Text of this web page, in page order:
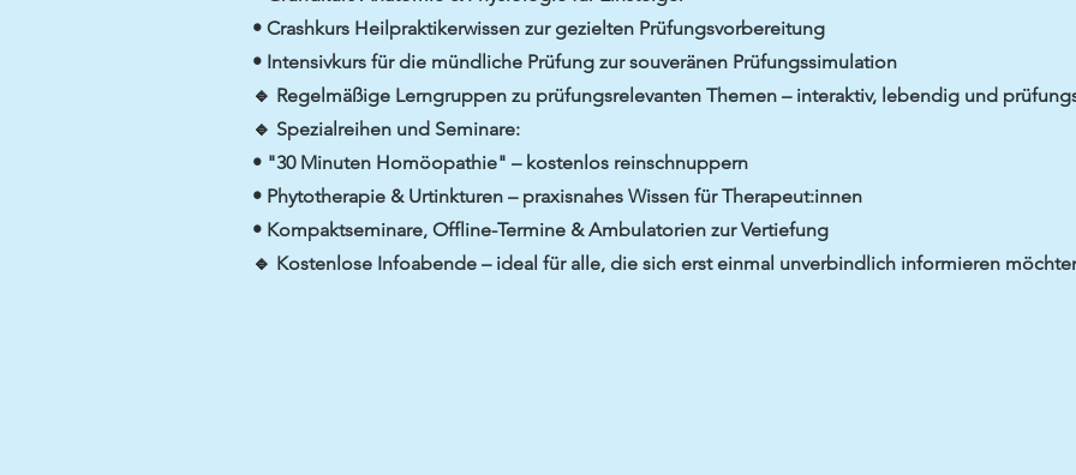
• Crashkurs Heilpraktikerwissen zur gezielten Prüfungsvorbereitung
• Intensivkurs für die mündliche Prüfung zur souveränen Prüfungssimulation
🔹 Regelmäßige Lerngruppen zu prüfungsrelevanten Themen – interaktiv, lebendig und
🔹 Spezialreihen und Seminare:
• "30 Minuten Homöopathie" – kostenlos reinschnuppern
• Phytotherapie & Urtinkturen – praxisnahes Wissen für Therapeut:innen
• Kompaktseminare, Offline-Termine & Ambulatorien zur Vertiefung
🔹 Kostenlose Infoabende – ideal für alle, die sich erst einmal unverbindlich informieren